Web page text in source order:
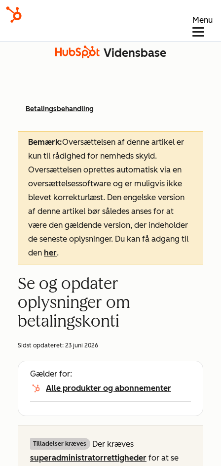
Menu
Vidensbase
Betalingsbehandling
Bemærk:Oversættelsen af denne artikel er
kun til rådighed for nemheds skyld.
Oversættelsen oprettes automatisk via en
oversættelsessoftware og er muligvis ikke
blevet korrekturlæst. Den engelske version
af denne artikel bør således anses for at
være den gældende version, der indeholder
de seneste oplysninger. Du kan få adgang til
den her.
Se og opdater
oplysninger om
betalingskonti
Sidst opdateret: 23 juni 2026
Gælder for:
Alle produkter og abonnementer
Tilladelser kræves
Der kræves
superadministratorrettigheder for at se